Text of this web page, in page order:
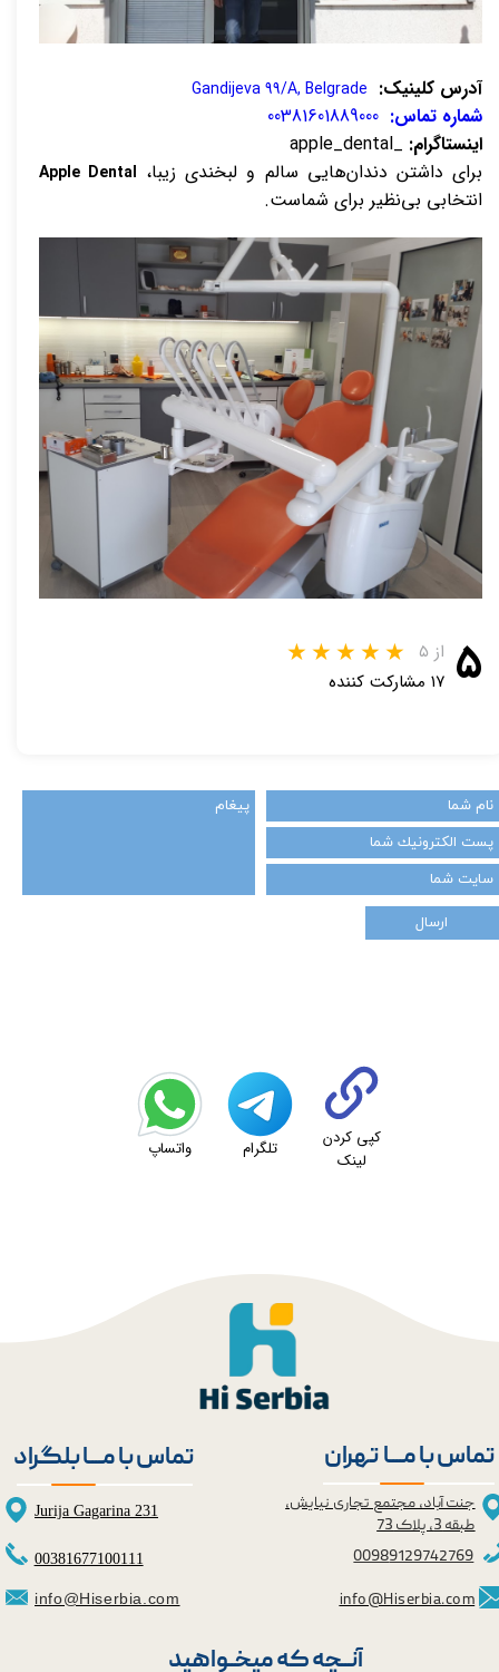
آدرس کلینیک: Gandijeva 99/A, Belgrade
شماره تماس:
اینستاگرام: _apple_dental
برای داشتن دندان‌هایی سالم و لبخندی زیبا، Apple Dental
انتخابی بی‌نظیر برای شماست.
۵ از ۵
۱۷ مشارکت کننده
کپی کردن
لینک
تلگرام واتساپ
ارسال
آنــچه که میخــواهید
تماس با مــــا تهران
جنت آباد، مجتمع تجاری نیایش،
طبقه 3، پلاک 73
00989129742769
info@Hiserbia.com
تماس با مــــا بلگراد
Jurija Gagarina 231
info@Hiserbia.com
00381677100111